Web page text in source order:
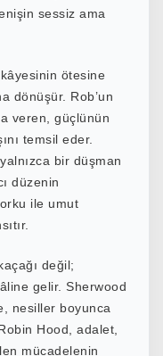
sessiz ama
ötesine
dönüşür. Rob’un
veren, güçlünün
temsil eder.
bir düşman
düzenin
ile umut
değil;
gelir. Sherwood
nesiller boyunca
Hood, adalet,
mücadelenin